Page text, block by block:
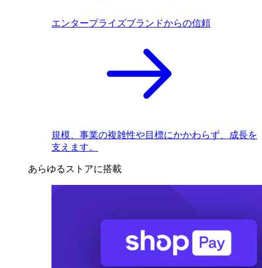
エンタープライズブランドからの信頼
規模、事業の複雑性や目標にかかわらず、成長を
支えます。
あらゆるストアに搭載